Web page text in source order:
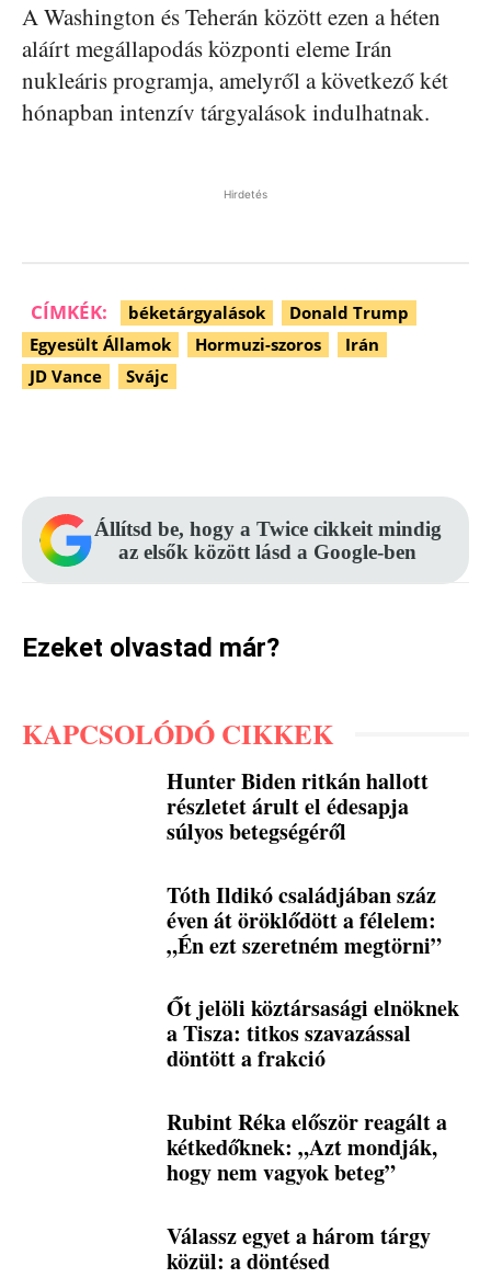
A Washington és Teherán között ezen a héten
aláírt megállapodás központi eleme Irán
nukleáris programja, amelyről a következő két
hónapban intenzív tárgyalások indulhatnak.
Hirdetés
CÍMKÉK: béketárgyalások
Donald Trump
Egyesült Államok
Hormuzi-szoros
Irán
JD Vance
Svájc
Állítsd be, hogy a Twice cikkeit mindig
az elsők között lásd a Google-ben
Ezeket olvastad már?
KAPCSOLÓDÓ CIKKEK
Hunter Biden ritkán hallott
részletet árult el édesapja
súlyos betegségéről
Tóth Ildikó családjában száz
éven át öröklődött a félelem:
„Én ezt szeretném megtörni”
Őt jelöli köztársasági elnöknek
a Tisza: titkos szavazással
döntött a frakció
Rubint Réka először reagált a
kétkedőknek: „Azt mondják,
hogy nem vagyok beteg”
Válassz egyet a három tárgy
közül: a döntésed